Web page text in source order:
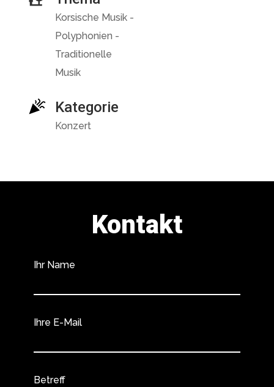
Korsische Musik -
Polyphonien -
Traditionelle
Musik
Kategorie
Konzert
Kontakt
Ihr Name
Ihre E-Mail
Betreff